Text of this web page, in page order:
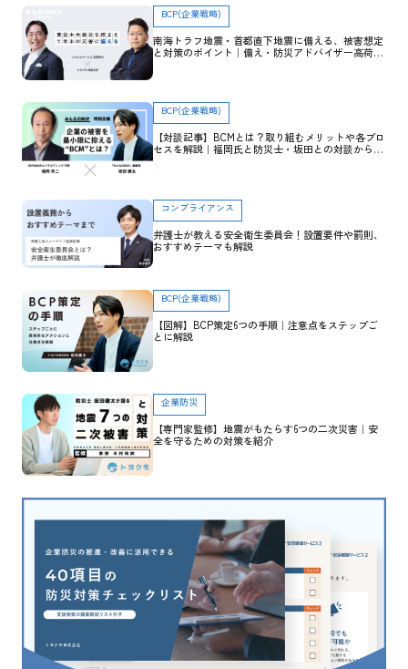
BCP(企業戦略)
南海トラフ地震・首都直下地震に備える、被害想定
と対策のポイント｜備え・防災アドバイザー高荷智
BCP(企業戦略)
【対談記事】BCMとは？取り組むメリットや各プロ
セスを解説｜福岡氏と防災士・坂田との対談から学
コンプライアンス
弁護士が教える安全衛生委員会！設置要件や罰則、
おすすめテーマも解説
BCP(企業戦略)
【図解】BCP策定6つの手順｜注意点をステップご
とに解説
企業防災
【専門家監修】地震がもたらす6つの二次災害｜安
全を守るための対策を紹介